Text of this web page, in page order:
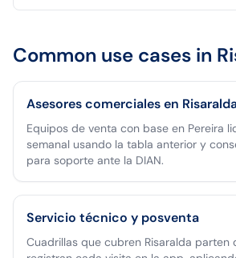
Common use cases in
Asesores comerciales en
Equipos de venta con base en Pereira
semanal usando la tabla anterior y
para soporte ante la DIAN.
Servicio técnico y posventa
Cuadrillas que cubren Risaralda parten